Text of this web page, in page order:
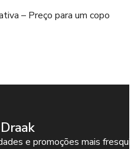
– Preço para um copo
e promoções mais